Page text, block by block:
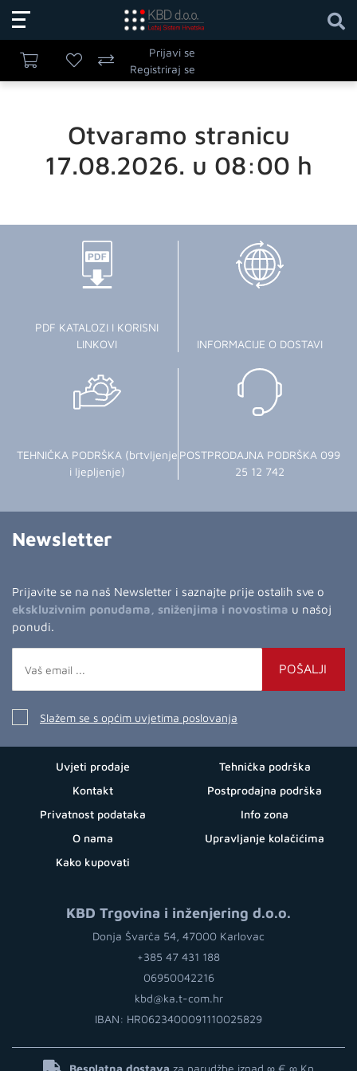
Prijavi se
Registriraj se
Otvaramo stranicu
17.08.2026. u 08:00 h
PDF KATALOZI I KORISNI
LINKOVI
INFORMACIJE O DOSTAVI
TEHNIČKA PODRŠKA (brtvljenje
i ljepljenje)
POSTPRODAJNA PODRŠKA 099
25 12 742
Newsletter
Prijavite se na naš Newsletter i saznajte prije ostalih sve o
ekskluzivnim ponudama, sniženjima i novostima u našoj
ponudi.
POŠALJI
Slažem se s općim uvjetima poslovanja
Uvjeti prodaje
Kontakt
Privatnost podataka
O nama
Kako kupovati
Tehnička podrška
Postprodajna podrška
Info zona
Upravljanje kolačićima
KBD Trgovina i inženjering d.o.o.
Donja Švarča 54, 47000 Karlovac
+385 47 431 188
06950042216
kbd@ka.t-com.hr
IBAN: HR0623400091110025829
Besplatna dostava za narudžbe iznad ∞ € ∞ Kn